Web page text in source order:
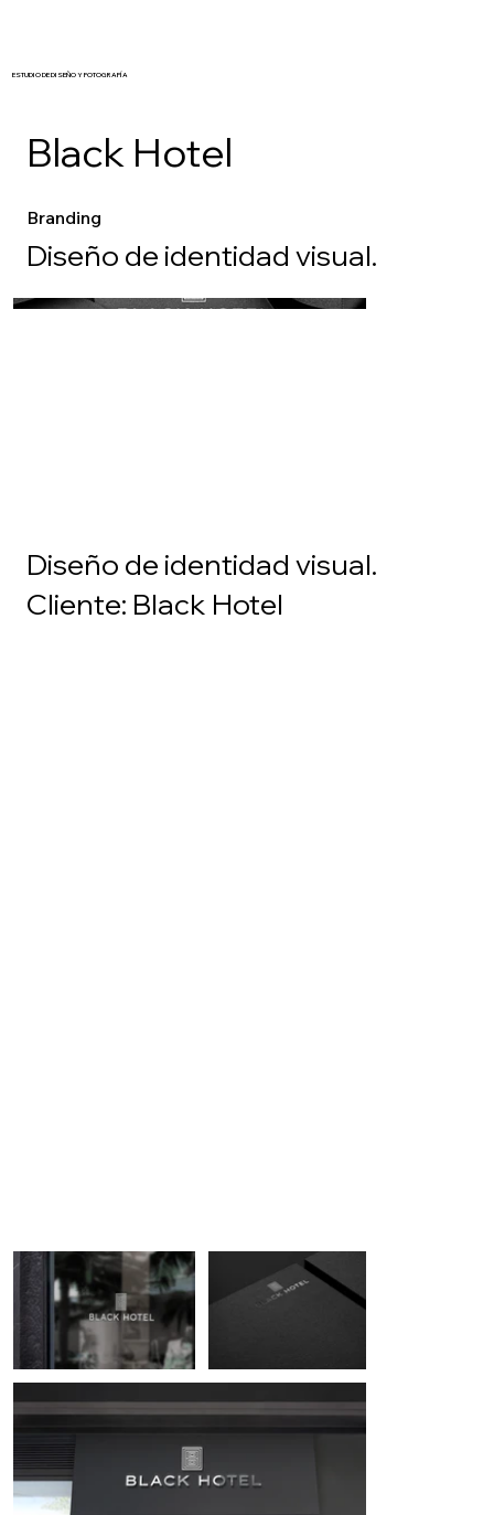
ESTUDIO DE DISEÑO Y FOTOGRAFÍA
Black Hotel
Branding
Diseño de identidad visual.
Diseño de identidad visual.
Cliente: Black Hotel